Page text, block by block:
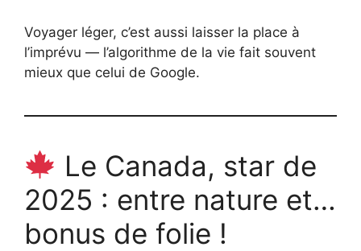
Voyager léger, c’est aussi laisser la place à
l’imprévu — l’algorithme de la vie fait souvent
mieux que celui de Google.
Le Canada, star de
2025 : entre nature et…
bonus de folie !